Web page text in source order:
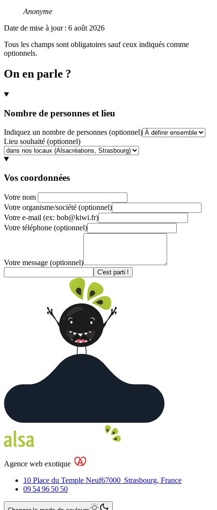
Anonyme
Date de mise à jour : 6 août 2026
Tous les champs sont obligatoires sauf ceux indiqués comme
optionnels.
On en parle ?
Nombre de personnes et lieu
Indiquez un nombre de personnes (optionnel)
Lieu souhaité (optionnel)
Vos coordonnées
Votre nom
Votre organisme/société (optionnel)
Votre e-mail (ex: bob@kiwi.fr)
Votre téléphone (optionnel)
Votre message (optionnel)
C'est parti !
Agence web exotique
10 Place du Temple Neuf67000 Strasbourg, France
09 54 96 50 50